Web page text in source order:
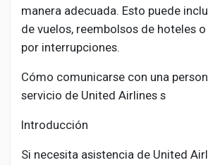
manera adecuada. Esto puede
de vuelos, reembolsos de hoteles
por interrupciones.
Cómo comunicarse con una
servicio de United Airlines s
Introducción
Si necesita asistencia de United